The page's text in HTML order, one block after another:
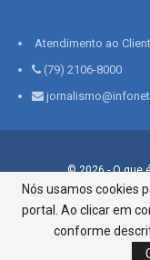
Atendimento ao
(79) 2106-8000
© 2026 - O que
Infonet - Rua
Aracaju-SE, CEP
Nós usamos cookies
portal. Ao clicar em
conforme